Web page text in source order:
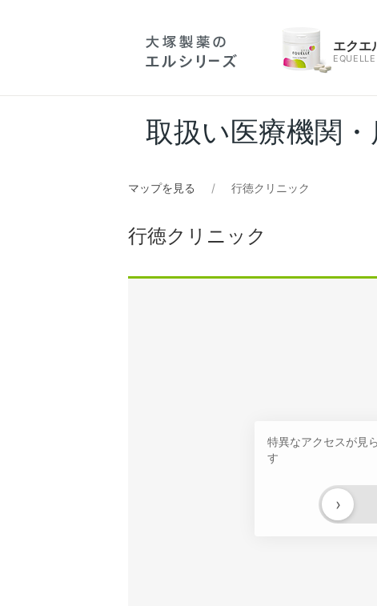
エクエ
EQUELLE
取扱い医療機関・
マップを見る 行徳クリニック
行徳クリニック
特異なアクセスが見
す
›